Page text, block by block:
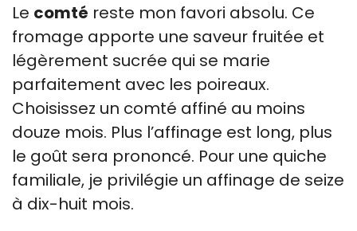
Le comté reste mon favori absolu. Ce
fromage apporte une saveur fruitée et
légèrement sucrée qui se marie
parfaitement avec les poireaux.
Choisissez un comté affiné au moins
douze mois. Plus l’affinage est long, plus
le goût sera prononcé. Pour une quiche
familiale, je privilégie un affinage de seize
à dix-huit mois.